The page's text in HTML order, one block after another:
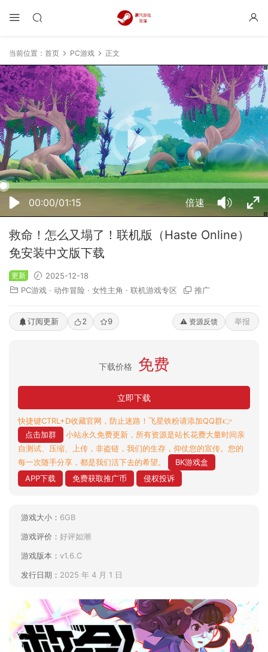
当前位置： 首页 PC游戏 正文
00:00/01:15 倍速
50% 75% 100%
救命！怎么又塌了！联机版（Haste Online）
免安装中文版下载
更新
2025-12-18
PC游戏 · 动作冒险 · 女性主角 · 联机游戏专区 推广
订阅更新 2 9 ⚠️ 资源反馈 举报
下载价格 免费
立即下载
快捷键CTRL+D收藏官网，防止迷路！飞星铁粉请添加QQ群👉
点击加群
小站永久免费更新，所有资源是站长花费大量时间亲
自测试、压缩、上传，非盗链，我们的生存，仰仗您的宣传。您的
每一次随手分享，都是我们活下去的希望。
BK游戏盒
APP下载
免费获取推广币 侵权投诉
游戏大小： 6GB
游戏评价： 好评如潮
游戏版本： v1.6.C
发行日期： 2025 年 4 月 1 日